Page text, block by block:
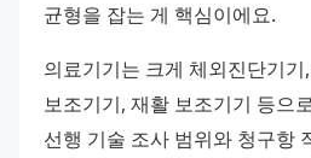
균형을 잡는 게 핵심이에요.
의료기기는 크게 체외진단기
보조기기, 재활 보조기기 등으
선행 기술 조사 범위와 청구항